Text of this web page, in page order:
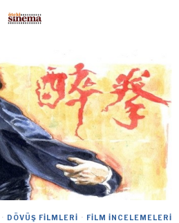
· DÖVÜŞ FILMLERI · FILM İNCELEMELERI